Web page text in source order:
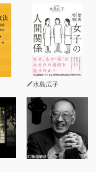
？」という感じです。
あって遅刻したの？」
あって、ミスが発生し
ための質問なのです
に原因があると決めつ
現は、原因が人以外に
ないというニュアンス
じはなくなります。
てください。（本文よ
水島広子